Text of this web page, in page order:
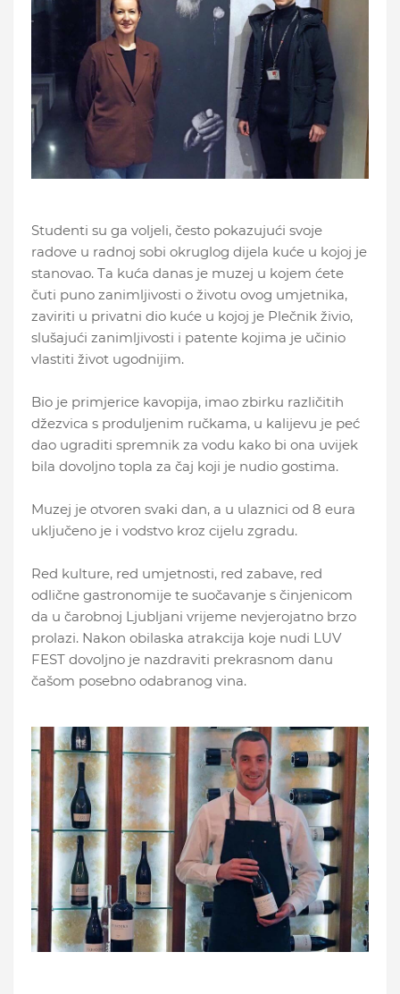
Studenti su ga voljeli, često pokazujući svoje
radove u radnoj sobi okruglog dijela kuće u kojoj je
stanovao. Ta kuća danas je muzej u kojem ćete
čuti puno zanimljivosti o životu ovog umjetnika,
zaviriti u privatni dio kuće u kojoj je Plečnik živio,
slušajući zanimljivosti i patente kojima je učinio
vlastiti život ugodnijim.
Bio je primjerice kavopija, imao zbirku različitih
džezvica s produljenim ručkama, u kalijevu je peć
dao ugraditi spremnik za vodu kako bi ona uvijek
bila dovoljno topla za čaj koji je nudio gostima.
Muzej je otvoren svaki dan, a u ulaznici od 8 eura
uključeno je i vodstvo kroz cijelu zgradu.
Red kulture, red umjetnosti, red zabave, red
odlične gastronomije te suočavanje s činjenicom
da u čarobnoj Ljubljani vrijeme nevjerojatno brzo
prolazi. Nakon obilaska atrakcija koje nudi LUV
FEST dovoljno je nazdraviti prekrasnom danu
čašom posebno odabranog vina.